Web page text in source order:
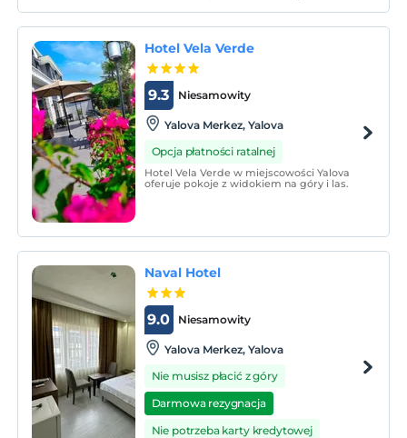
modern oda ve süitlerde konaklarken
birinci sınıf olanakların ve etkinliklerin
Hotel Vela Verde
Niesamowity
9.3
Yalova Merkez, Yalova
Opcja płatności ratalnej
Hotel Vela Verde w miejscowości Yalova
oferuje pokoje z widokiem na góry i las.
Naval Hotel
Niesamowity
9.0
Yalova Merkez, Yalova
Nie musisz płacić z góry
Darmowa rezygnacja
Nie potrzeba karty kredytowej